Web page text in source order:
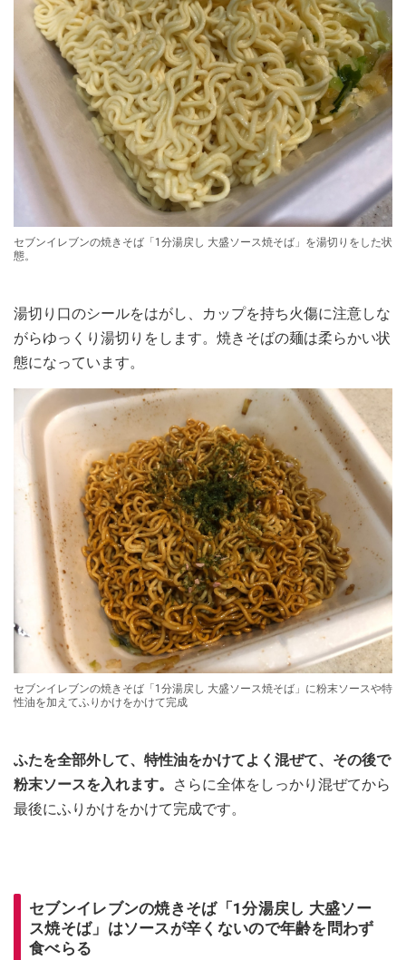
セブンイレブンの焼きそば「1分湯戻し 大盛ソース焼そば」を湯切りをした状
態。
湯切り口のシールをはがし、カップを持ち火傷に注意しな
がらゆっくり湯切りをします。焼きそばの麺は柔らかい状
態になっています。
セブンイレブンの焼きそば「1分湯戻し 大盛ソース焼そば」に粉末ソースや特
性油を加えてふりかけをかけて完成
ふたを全部外して、特性油をかけてよく混ぜて、その後で
粉末ソースを入れます。
さらに全体をしっかり混ぜてから
最後にふりかけをかけて完成です。
セブンイレブンの焼きそば「1分湯戻し 大盛ソー
ス焼そば」はソースが辛くないので年齢を問わず
食べらる